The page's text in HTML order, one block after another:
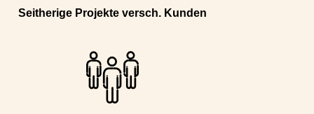
Seitherige Projekte versch. Kunden